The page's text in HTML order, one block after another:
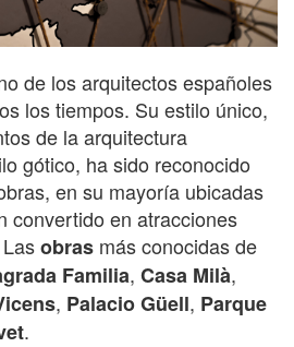
de los arquitectos españoles
los tiempos. Su estilo único,
de la arquitectura
gótico, ha sido reconocido
en su mayoría ubicadas
convertido en atracciones
obras más conocidas de
Familia, Casa Milà,
, Palacio Güell, Parque
.